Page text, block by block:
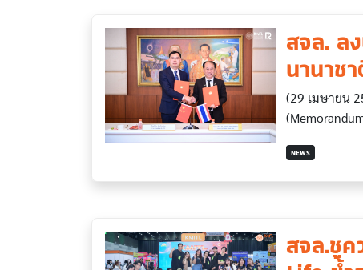
สจล. ล
นานาช
(29 เมษายน
NEWS
สจล.ชูค